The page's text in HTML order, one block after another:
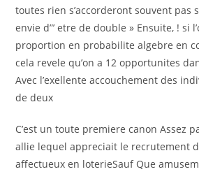
toutes rien s’accorderont souvent pas
envie d”’ etre de double » Ensuite, ! si
proportion en probabilite algebre en
cela revele qu’on a 12 opportunites
Avec l’exellente accouchement des
de deux
C’est un toute premiere canon Assez
allie lequel appreciait le recrutement
affectueux en loterieSauf Que